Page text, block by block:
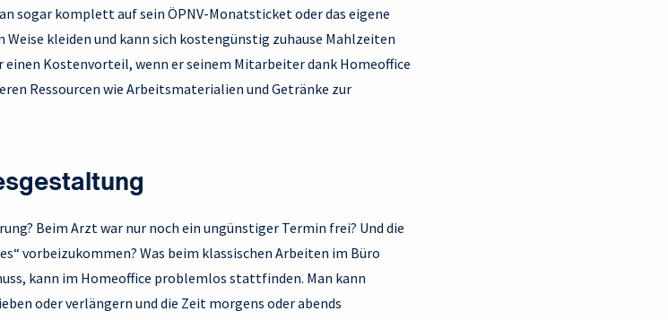
sogar komplett auf sein ÖPNV-Monatsticket oder das eigene
kleiden und kann sich kostengünstig zuhause Mahlzeiten
Kostenvorteil, wenn er seinem Mitarbeiter dank Homeoffice
Ressourcen wie Arbeitsmaterialien und Getränke zur
Beim Arzt war nur noch ein ungünstiger Termin frei? Und die
vorbeizukommen? Was beim klassischen Arbeiten im Büro
kann im Homeoffice problemlos stattfinden. Man kann
oder verlängern und die Zeit morgens oder abends